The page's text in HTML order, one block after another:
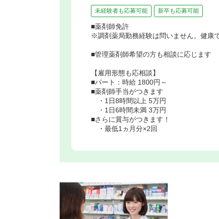
未経験者も応募可能 新卒も応募可能
■薬剤師免許
※調剤薬局勤務経験は問いません。健康
■管理薬剤師希望の方も相談に応じます
【雇用形態も応相談】
■パート：時給 1800円～
■薬剤師手当がつきます
・1日8時間以上 5万円
・1日6時間未満 3万円
■さらに賞与がつきます！
・最低1ヵ月分×2回